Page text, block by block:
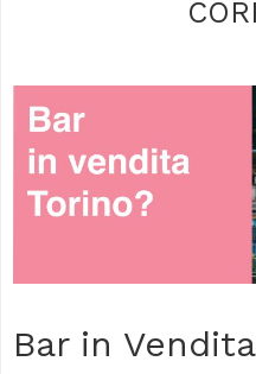
Bar in